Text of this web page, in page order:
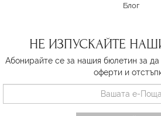
Блог
НЕ ИЗПУСКАЙТЕ
Абонирайте се за нашия бюлетин за да
оферти и